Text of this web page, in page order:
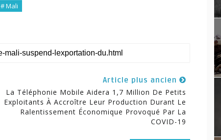
# Mali
Article plus ancien
La Téléphonie Mobile Aidera 1,7 Million De Petits
Exploitants À Accroître Leur Production Durant Le
Ralentissement Économique Provoqué Par La
COVID-19